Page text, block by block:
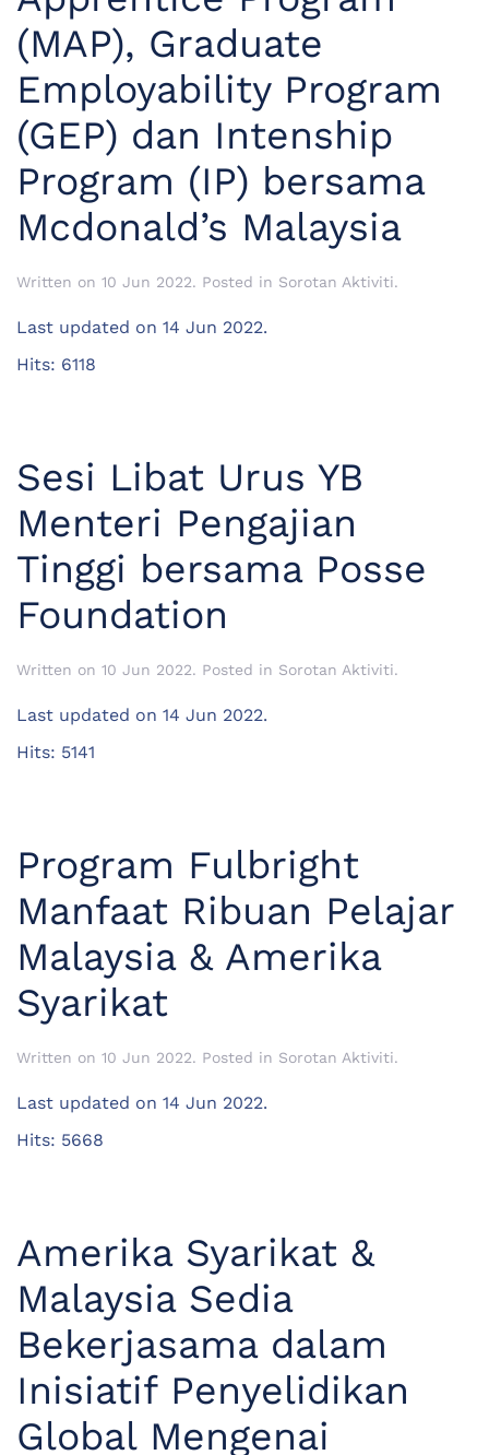
(MAP), Graduate
Employability Program
(GEP) dan Intenship
Program (IP) bersama
Mcdonald’s Malaysia
Written on 10 Jun 2022. Posted in Sorotan Aktiviti.
Last updated on 14 Jun 2022.
Hits: 6118
Sesi Libat Urus YB
Menteri Pengajian
Tinggi bersama Posse
Foundation
Written on 10 Jun 2022. Posted in Sorotan Aktiviti.
Last updated on 14 Jun 2022.
Hits: 5141
Program Fulbright
Manfaat Ribuan Pelajar
Malaysia & Amerika
Syarikat
Written on 10 Jun 2022. Posted in Sorotan Aktiviti.
Last updated on 14 Jun 2022.
Hits: 5668
Amerika Syarikat &
Malaysia Sedia
Bekerjasama dalam
Inisiatif Penyelidikan
Global Mengenai